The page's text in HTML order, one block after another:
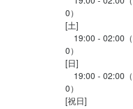
0）
[土]
19:00 - 02:00
0）
[日]
19:00 - 02:00
0）
[祝日]